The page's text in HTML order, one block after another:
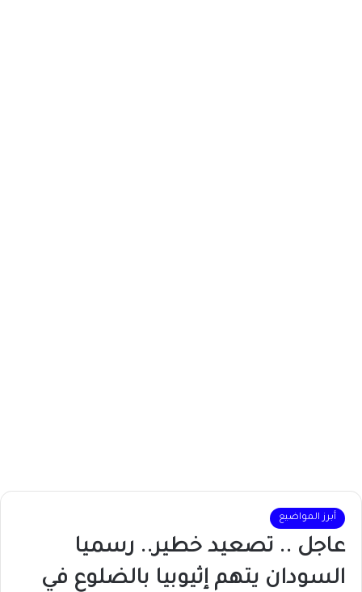
أبرز المواضيع
عاجل .. تصعيد خطير.. رسميا
السودان يتهم إثيوبيا بالضلوع في